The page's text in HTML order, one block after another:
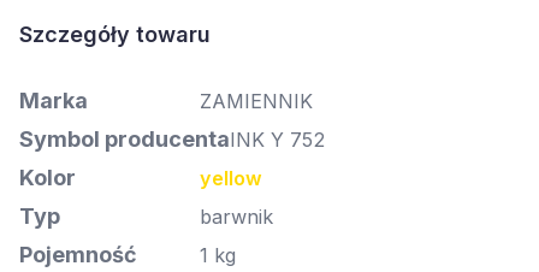
Szczegóły towaru
Marka ZAMIENNIK
Symbol producentaINK Y 752
Kolor yellow
Typ barwnik
Pojemność 1 kg